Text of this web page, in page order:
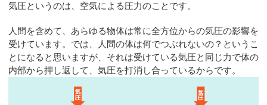
気圧というのは、空気による圧力のことです。
人間を含めて、あらゆる物体は常に全方位からの気圧の影響を
受けています。では、人間の体は何でつぶれないの？というこ
とになると思いますが、それは受けている気圧と同じ力で体の
内部から押し返して、気圧を打消し合っているからです。